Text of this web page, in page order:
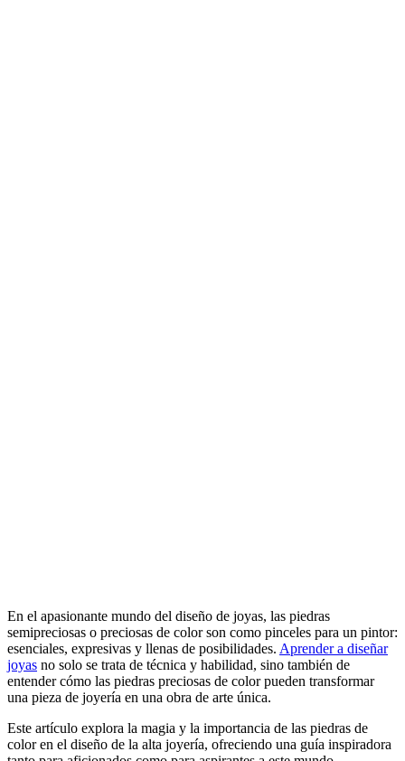
En el apasionante mundo del diseño de joyas, las piedras
semipreciosas o preciosas de color son como pinceles para un pintor:
esenciales, expresivas y llenas de posibilidades. Aprender a diseñar
joyas no solo se trata de técnica y habilidad, sino también de
entender cómo las piedras preciosas de color pueden transformar
una pieza de joyería en una obra de arte única.
Este artículo explora la magia y la importancia de las piedras de
color en el diseño de la alta joyería, ofreciendo una guía inspiradora